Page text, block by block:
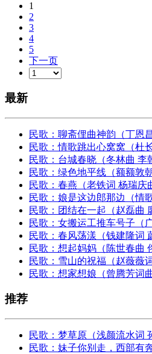
1
2
3
4
5
下一页
最新
民歌：聊斋俚曲神韵（丁恩
民歌：情歌跳出心窝窝（杜
民歌：台城春晓（冬林曲 李
民歌：绿色地平线（额额敦
民歌：春燕（老铁词 杨瑞庆
民歌：娘是这边郎那边（情
民歌：团结在一起（赵磊曲
民歌：女搬运工推车号子（
民歌：春风荡漾（钱建隆词
民歌：想起妈妈（陈世春曲
民歌：雪山的祝福（赵薇薇
民歌：想家想娘（曾腾芳词曲
推荐
民歌：梦草原（浅颜流水词
民歌：妹子你别走，西部有